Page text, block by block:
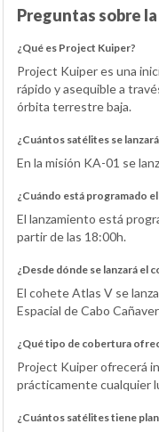
Preguntas sobre
¿Qué es Project Kuiper?
Project Kuiper es una
rápido y asequible a
órbita terrestre baja.
¿Cuántos satélites se
En la misión KA-01 se
¿Cuándo está programado
El lanzamiento está
partir de las 18:00h.
¿Desde dónde se lanzará el
El cohete Atlas V se
Espacial de Cabo
¿Qué tipo de cobertura
Project Kuiper ofrecerá
prácticamente cualquier
¿Cuántos satélites tiene